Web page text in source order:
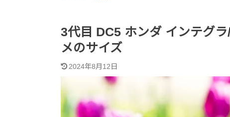
3代目 DC5 ホンダ インテグ
メのサイズ
2024年8月12日